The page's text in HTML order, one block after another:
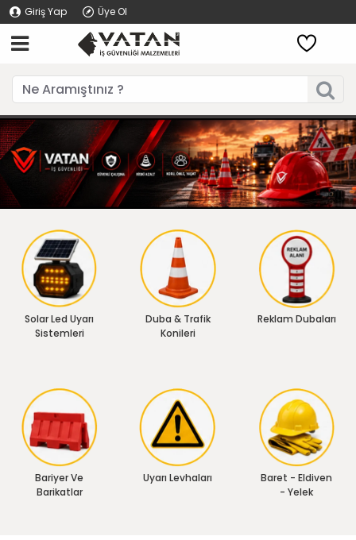
Giriş Yap Üye Ol
Solar Led Uyarı
Sistemleri
Duba & Trafik
Konileri
Reklam Dubaları
Bariyer Ve
Barikatlar
Uyarı Levhaları
Baret - Eldiven
- Yelek